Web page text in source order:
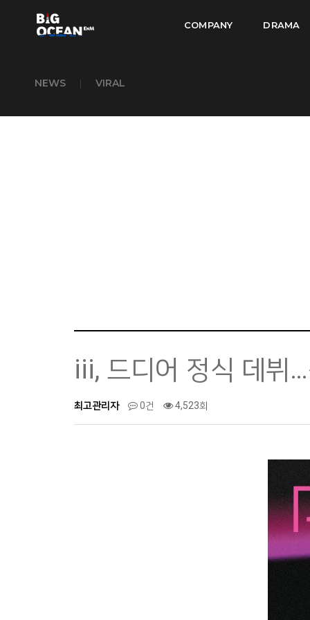
COMPANY DRAMA
NEWS | VIRAL
iii, 드디어 정식 데뷔
최고관리자 0건 4,523회